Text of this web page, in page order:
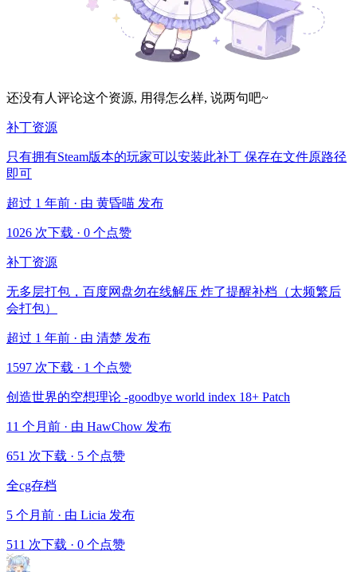
还没有人评论这个资源, 用得怎么样, 说两句吧~
补丁资源
只有拥有Steam版本的玩家可以安装此补丁 保存在文件原路径
即可
超过 1 年前 · 由 黄昏喵 发布
1026 次下载 · 0 个点赞
补丁资源
无多层打包，百度网盘勿在线解压 炸了提醒补档（太频繁后
会打包）
超过 1 年前 · 由 清楚 发布
1597 次下载 · 1 个点赞
创造世界的空想理论 -goodbye world index 18+ Patch
11 个月前 · 由 HawChow 发布
651 次下载 · 5 个点赞
全cg存档
5 个月前 · 由 Licia 发布
511 次下载 · 0 个点赞